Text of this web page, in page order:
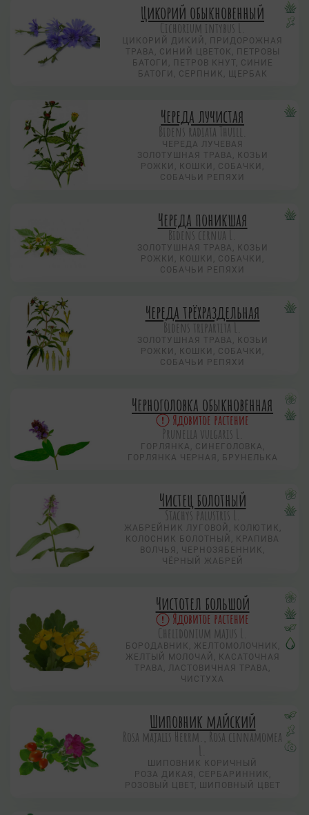
Цикорий обыкновенный
Cichorium intybus L.
ЦИКОРИЙ ДИКИЙ, ПРИДОРОЖНАЯ
ТРАВА, СИНИЙ ЦВЕТОК, ПЕТРОВЫ
БАТОГИ, ПЕТРОВ КНУТ, СИНИЕ
БАТОГИ, СЕРПНИК, ЩЕРБАК
Череда лучистая
Bidens radiata Thuill.
ЧЕРЕДА ЛУЧЕВАЯ
ЗОЛОТУШНАЯ ТРАВА, КОЗЬИ
РОЖКИ, КОШКИ, СОБАЧКИ,
СОБАЧЬИ РЕПЯХИ
Череда поникшая
Bidens cernua L.
ЗОЛОТУШНАЯ ТРАВА, КОЗЬИ
РОЖКИ, КОШКИ, СОБАЧКИ,
СОБАЧЬИ РЕПЯХИ
Череда трёхраздельная
Bidens tripartita L.
ЗОЛОТУШНАЯ ТРАВА, КОЗЬИ
РОЖКИ, КОШКИ, СОБАЧКИ,
СОБАЧЬИ РЕПЯХИ
Черноголовка обыкновенная
Ядовитое растение
Prunella vulgaris L.
ГОРЛЯНКА, СИНЕГОЛОВКА,
ГОРЛЯНКА ЧЕРНАЯ, БРУНЕЛЬКА
Чистец болотный
Stachys palustris L.
ЖАБРЕЙНИК ЛУГОВОЙ, КОЛЮТИК,
КОЛОСНИК БОЛОТНЫЙ, КРАПИВА
ВОЛЧЬЯ, ЧЕРНОЗЯБЕННИК,
ЧЁРНЫЙ ЖАБРЕЙ
Чистотел большой
Ядовитое растение
Chelidonium majus L.
БОРОДАВНИК, ЖЕЛТОМОЛОЧНИК,
ЖЕЛТЫЙ МОЛОЧАЙ, КАСАТОЧНАЯ
ТРАВА, ЛАСТОВИЧНАЯ ТРАВА,
ЧИСТУХА
Шиповник майский
Rosa majalis Herrm., Rosa cinnamomea
ШИПОВНИК КОРИЧНЫЙ
РОЗА ДИКАЯ, СЕРБАРИННИК,
РОЗОВЫЙ ЦВЕТ, ШИПОВНЫЙ ЦВЕТ